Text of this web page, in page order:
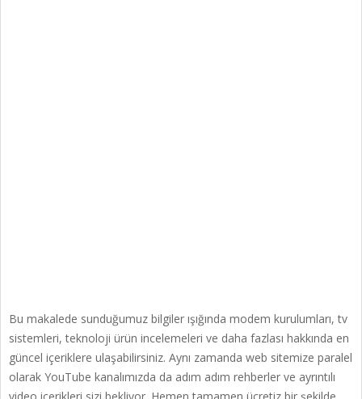
Bu makalede sunduğumuz bilgiler ışığında modem kurulumları, tv
sistemleri, teknoloji ürün incelemeleri ve daha fazlası hakkında en
güncel içeriklere ulaşabilirsiniz. Aynı zamanda web sitemize paralel
olarak YouTube kanalımızda da adım adım rehberler ve ayrıntılı